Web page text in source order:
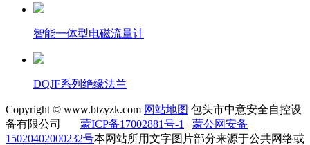
智能一体型电磁流量计
DQJF系列绝缘法兰
Copyright © www.btzyzk.com 网站地图 包头市中意安全自控设
备有限公司
蒙ICP备17002881号-1
蒙公网安备
15020402000232号本网站所用文字图片部分来源于公共网络或